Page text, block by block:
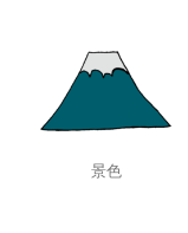
景色